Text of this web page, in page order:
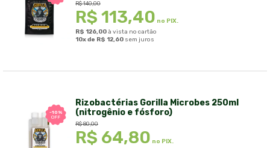
R$140,00
R$ 113,40 no PIX.
R$ 126,00à vista no cartão
10x de R$ 12,60 sem juros
-10%
OFF
Rizobactérias Gorilla Microbes 250ml
(nitrogênio e fósforo)
R$80,00
R$ 64,80 no PIX.